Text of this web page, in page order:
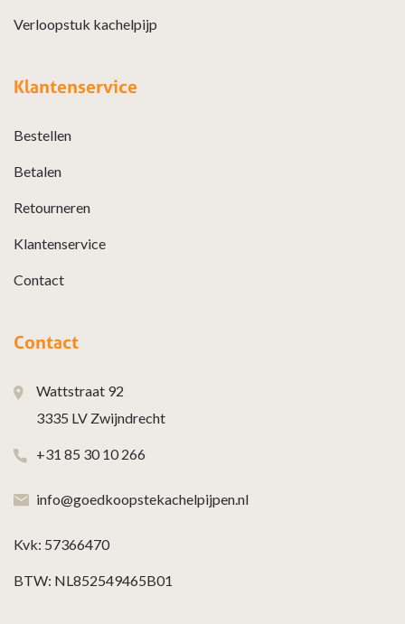
Verloopstuk kachelpijp
Klantenservice
Bestellen
Betalen
Retourneren
Klantenservice
Contact
Contact
Wattstraat 92
3335 LV Zwijndrecht
+31 85 30 10 266
info@goedkoopstekachelpijpen.nl
Kvk: 57366470
BTW: NL852549465B01